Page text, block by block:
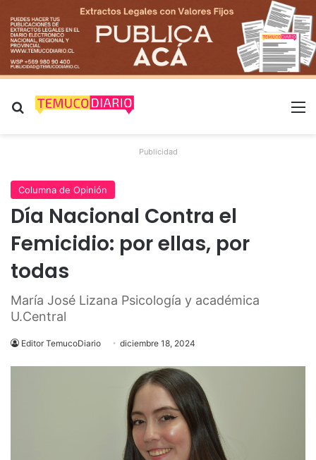
Buscar por
Publicidad
Columna de Opinión
Día Nacional Contra el
Femicidio: por ellas, por
todas
María José Lizana Psicología y académica
U.Central
Editor TemucoDiario diciembre 18, 2024